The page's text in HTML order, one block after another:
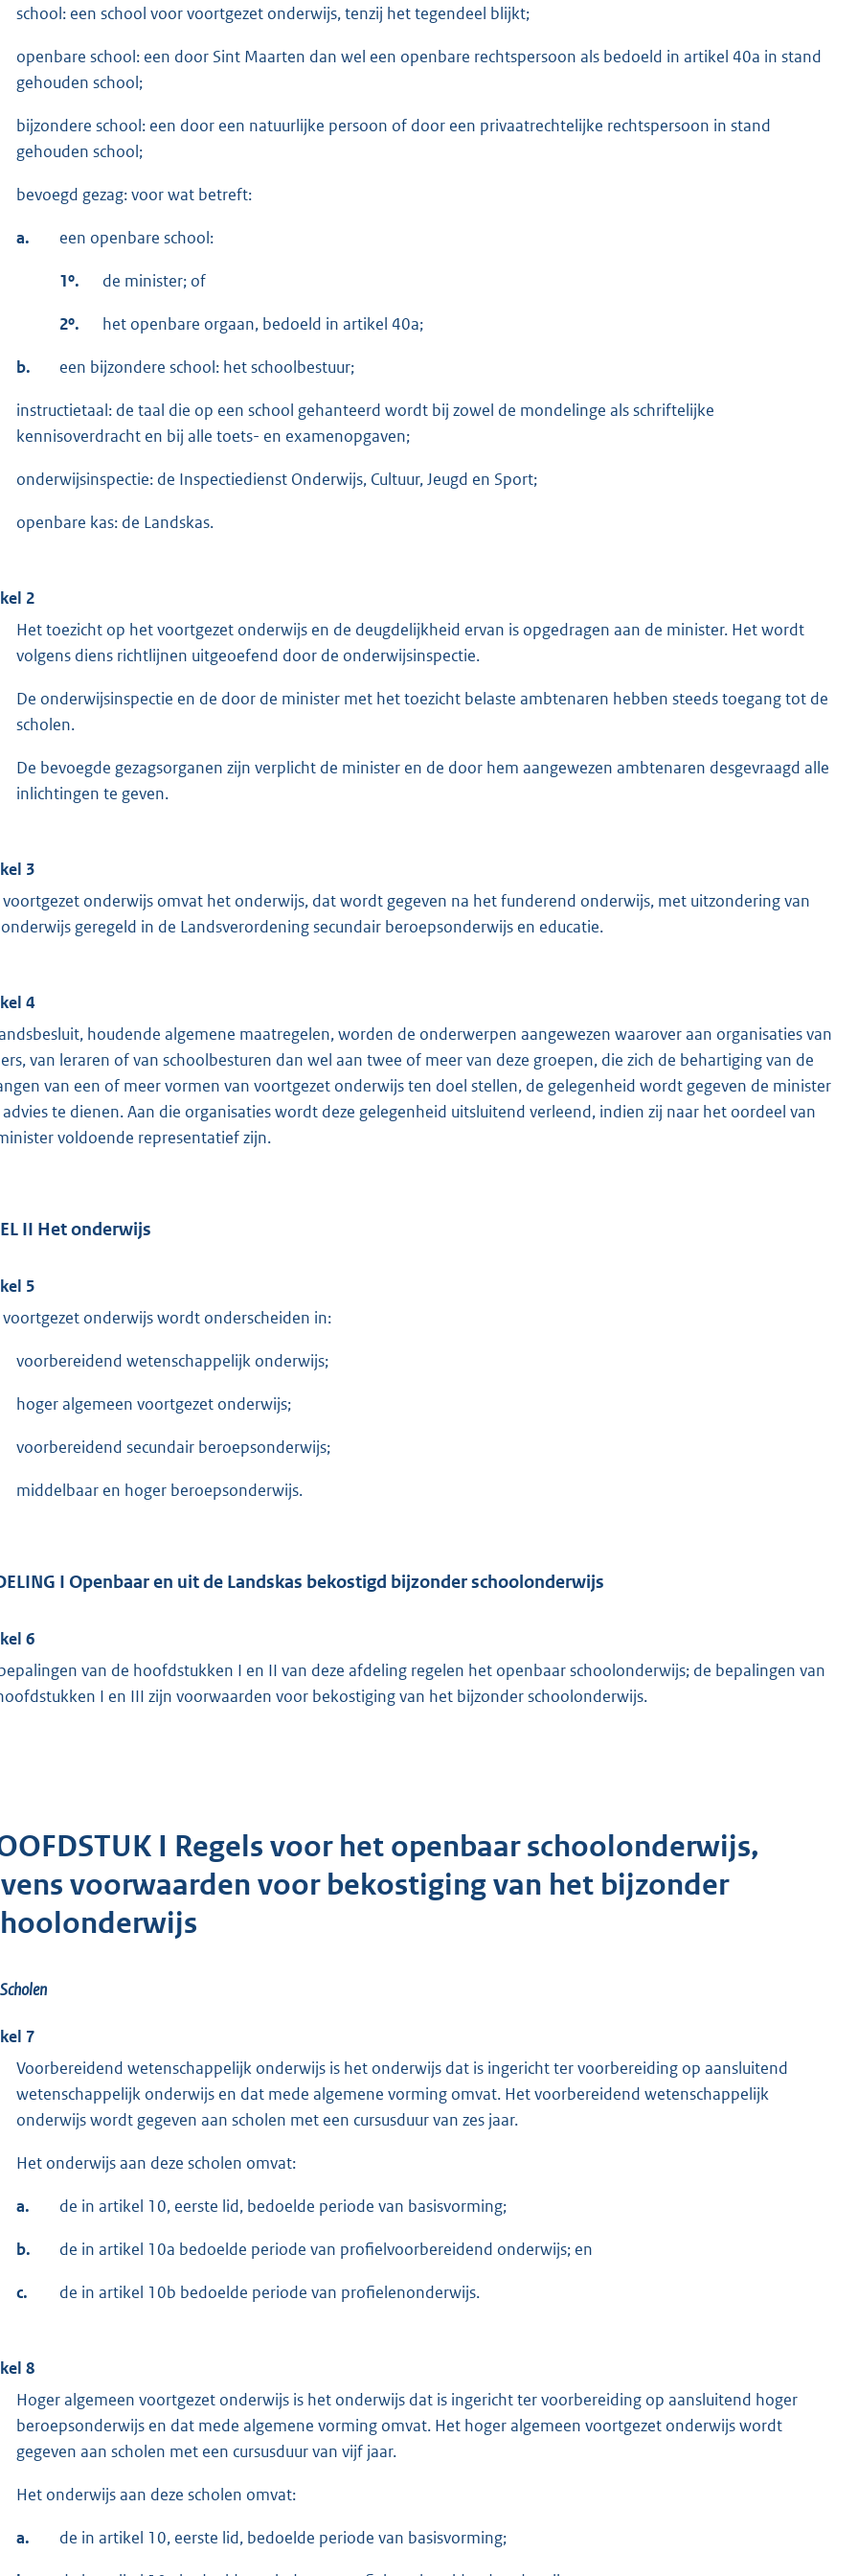
school: een school voor voortgezet onderwijs, tenzij het tegendeel blijkt;
openbare school: een door Sint Maarten dan wel een openbare rechtspersoon als bedoeld in artikel 40a in stand
gehouden school;
bijzondere school: een door een natuurlijke persoon of door een privaatrechtelijke rechtspersoon in stand
gehouden school;
bevoegd gezag: voor wat betreft:
a. een openbare school:
1º. de minister; of
2º. het openbare orgaan, bedoeld in artikel 40a;
b. een bijzondere school: het schoolbestuur;
instructietaal: de taal die op een school gehanteerd wordt bij zowel de mondelinge als schriftelijke
kennisoverdracht en bij alle toets- en examenopgaven;
onderwijsinspectie: de Inspectiedienst Onderwijs, Cultuur, Jeugd en Sport;
openbare kas: de Landskas.
2
Het toezicht op het voortgezet onderwijs en de deugdelijkheid ervan is opgedragen aan de minister. Het wordt
volgens diens richtlijnen uitgeoefend door de onderwijsinspectie.
De onderwijsinspectie en de door de minister met het toezicht belaste ambtenaren hebben steeds toegang tot de
scholen.
De bevoegde gezagsorganen zijn verplicht de minister en de door hem aangewezen ambtenaren desgevraagd alle
inlichtingen te geven.
3
voortgezet onderwijs omvat het onderwijs, dat wordt gegeven na het funderend onderwijs, met uitzondering van
geregeld in de Landsverordening secundair beroepsonderwijs en educatie.
4
houdende algemene maatregelen, worden de onderwerpen aangewezen waarover aan organisaties van
van leraren of van schoolbesturen dan wel aan twee of meer van deze groepen, die zich de behartiging van de
van een of meer vormen van voortgezet onderwijs ten doel stellen, de gelegenheid wordt gegeven de minister
te dienen. Aan die organisaties wordt deze gelegenheid uitsluitend verleend, indien zij naar het oordeel van
voldoende representatief zijn.
II Het onderwijs
5
voortgezet onderwijs wordt onderscheiden in:
voorbereidend wetenschappelijk onderwijs;
hoger algemeen voortgezet onderwijs;
voorbereidend secundair beroepsonderwijs;
middelbaar en hoger beroepsonderwijs.
I Openbaar en uit de Landskas bekostigd bijzonder schoolonderwijs
6
van de hoofdstukken I en II van deze afdeling regelen het openbaar schoolonderwijs; de bepalingen van
I en III zijn voorwaarden voor bekostiging van het bijzonder schoolonderwijs.
I Regels voor het openbaar schoolonderwijs,
voorwaarden voor bekostiging van het bijzonder
Scholen
7
Voorbereidend wetenschappelijk onderwijs is het onderwijs dat is ingericht ter voorbereiding op aansluitend
wetenschappelijk onderwijs en dat mede algemene vorming omvat. Het voorbereidend wetenschappelijk
onderwijs wordt gegeven aan scholen met een cursusduur van zes jaar.
Het onderwijs aan deze scholen omvat:
a. de in artikel 10, eerste lid, bedoelde periode van basisvorming;
b. de in artikel 10a bedoelde periode van profielvoorbereidend onderwijs; en
c. de in artikel 10b bedoelde periode van profielenonderwijs.
8
Hoger algemeen voortgezet onderwijs is het onderwijs dat is ingericht ter voorbereiding op aansluitend hoger
beroepsonderwijs en dat mede algemene vorming omvat. Het hoger algemeen voortgezet onderwijs wordt
gegeven aan scholen met een cursusduur van vijf jaar.
Het onderwijs aan deze scholen omvat:
a. de in artikel 10, eerste lid, bedoelde periode van basisvorming;